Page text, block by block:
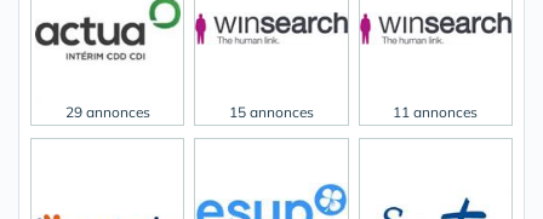
29 annonces 15 annonces 11 annonces